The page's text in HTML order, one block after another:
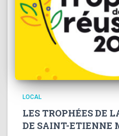
LOCAL
LES TROPHÉES DE
DE SAINT-ETIENNE